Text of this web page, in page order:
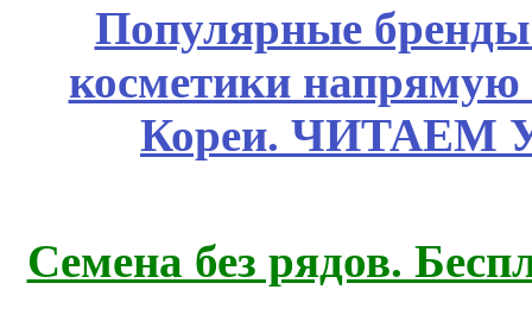
Популярные
косметики
Кореи. ЧИТАЕМ
Семена без рядов.